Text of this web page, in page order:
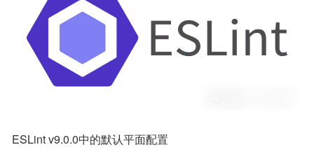
ESLint v9.0.0中的默认平面配置